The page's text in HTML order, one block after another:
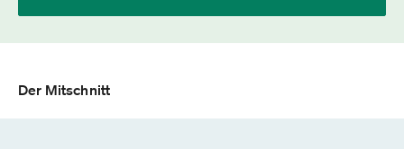
Der Mitschnitt